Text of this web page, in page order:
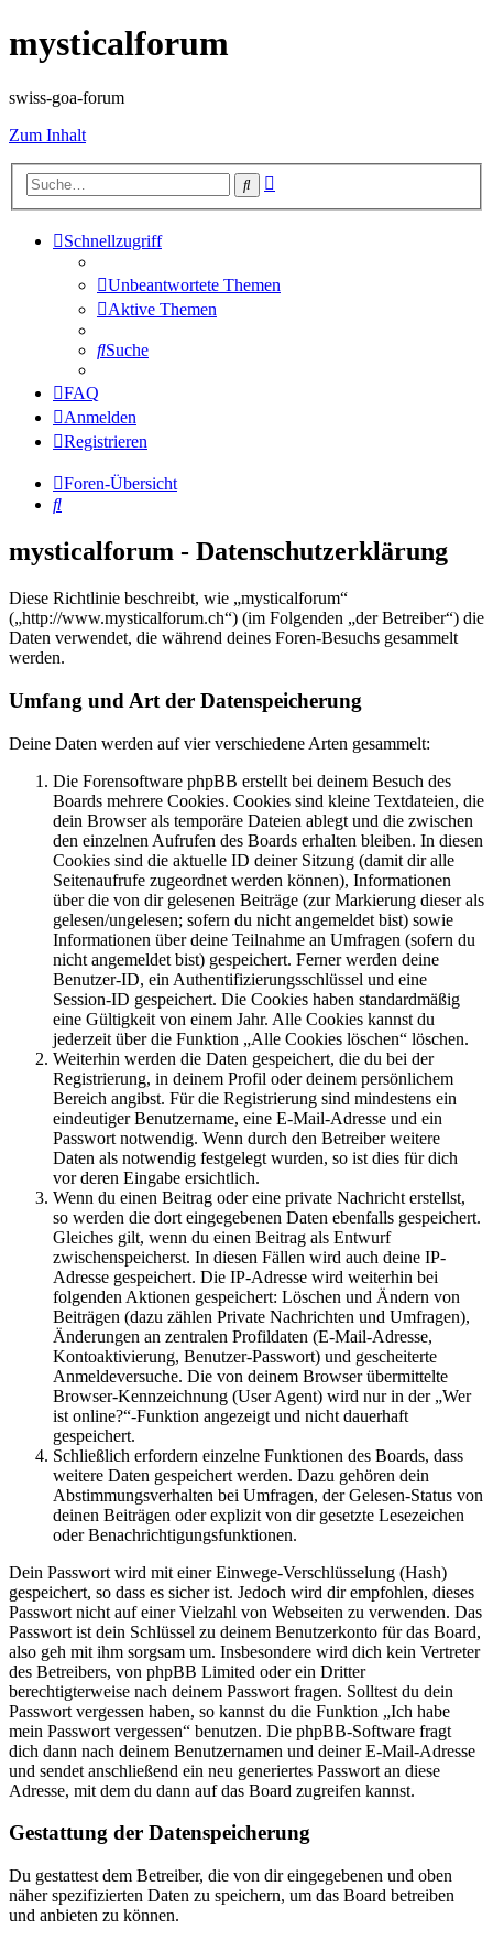
mysticalforum
swiss-goa-forum
Zum Inhalt
Suche
Schnellzugriff
Unbeantwortete Themen
Aktive Themen
Suche
FAQ
Anmelden
Registrieren
Foren-Übersicht
Suche
mysticalforum - Datenschutzerklärung
Diese Richtlinie beschreibt, wie „mysticalforum“
(„http://www.mysticalforum.ch“) (im Folgenden „der Betreiber“) die
Daten verwendet, die während deines Foren-Besuchs gesammelt
werden.
Umfang und Art der Datenspeicherung
Deine Daten werden auf vier verschiedene Arten gesammelt:
Die Forensoftware phpBB erstellt bei deinem Besuch des
Boards mehrere Cookies. Cookies sind kleine Textdateien, die
dein Browser als temporäre Dateien ablegt und die zwischen
den einzelnen Aufrufen des Boards erhalten bleiben. In diesen
Cookies sind die aktuelle ID deiner Sitzung (damit dir alle
Seitenaufrufe zugeordnet werden können), Informationen
über die von dir gelesenen Beiträge (zur Markierung dieser als
gelesen/ungelesen; sofern du nicht angemeldet bist) sowie
Informationen über deine Teilnahme an Umfragen (sofern du
nicht angemeldet bist) gespeichert. Ferner werden deine
Benutzer-ID, ein Authentifizierungsschlüssel und eine
Session-ID gespeichert. Die Cookies haben standardmäßig
eine Gültigkeit von einem Jahr. Alle Cookies kannst du
jederzeit über die Funktion „Alle Cookies löschen“ löschen.
Weiterhin werden die Daten gespeichert, die du bei der
Registrierung, in deinem Profil oder deinem persönlichem
Bereich angibst. Für die Registrierung sind mindestens ein
eindeutiger Benutzername, eine E-Mail-Adresse und ein
Passwort notwendig. Wenn durch den Betreiber weitere
Daten als notwendig festgelegt wurden, so ist dies für dich
vor deren Eingabe ersichtlich.
Wenn du einen Beitrag oder eine private Nachricht erstellst,
so werden die dort eingegebenen Daten ebenfalls gespeichert.
Gleiches gilt, wenn du einen Beitrag als Entwurf
zwischenspeicherst. In diesen Fällen wird auch deine IP-
Adresse gespeichert. Die IP-Adresse wird weiterhin bei
folgenden Aktionen gespeichert: Löschen und Ändern von
Beiträgen (dazu zählen Private Nachrichten und Umfragen),
Änderungen an zentralen Profildaten (E-Mail-Adresse,
Kontoaktivierung, Benutzer-Passwort) und gescheiterte
Anmeldeversuche. Die von deinem Browser übermittelte
Browser-Kennzeichnung (User Agent) wird nur in der „Wer
ist online?“-Funktion angezeigt und nicht dauerhaft
gespeichert.
Schließlich erfordern einzelne Funktionen des Boards, dass
weitere Daten gespeichert werden. Dazu gehören dein
Abstimmungsverhalten bei Umfragen, der Gelesen-Status von
deinen Beiträgen oder explizit von dir gesetzte Lesezeichen
oder Benachrichtigungsfunktionen.
Dein Passwort wird mit einer Einwege-Verschlüsselung (Hash)
gespeichert, so dass es sicher ist. Jedoch wird dir empfohlen, dieses
Passwort nicht auf einer Vielzahl von Webseiten zu verwenden. Das
Passwort ist dein Schlüssel zu deinem Benutzerkonto für das Board,
also geh mit ihm sorgsam um. Insbesondere wird dich kein Vertreter
des Betreibers, von phpBB Limited oder ein Dritter
berechtigterweise nach deinem Passwort fragen. Solltest du dein
Passwort vergessen haben, so kannst du die Funktion „Ich habe
mein Passwort vergessen“ benutzen. Die phpBB-Software fragt
dich dann nach deinem Benutzernamen und deiner E-Mail-Adresse
und sendet anschließend ein neu generiertes Passwort an diese
Adresse, mit dem du dann auf das Board zugreifen kannst.
Gestattung der Datenspeicherung
Du gestattest dem Betreiber, die von dir eingegebenen und oben
näher spezifizierten Daten zu speichern, um das Board betreiben
und anbieten zu können.